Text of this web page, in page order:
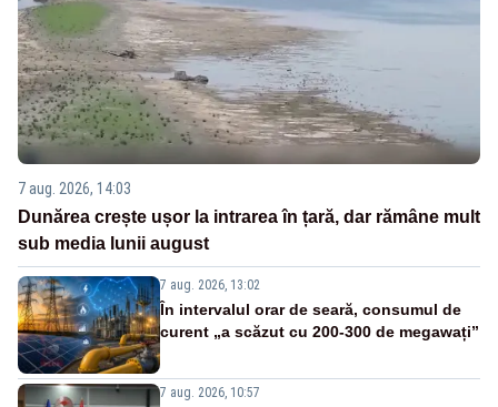
7 aug. 2026, 14:03
Dunărea crește ușor la intrarea în țară, dar rămâne mult
sub media lunii august
7 aug. 2026, 13:02
În intervalul orar de seară, consumul de
curent „a scăzut cu 200-300 de megawați”
7 aug. 2026, 10:57